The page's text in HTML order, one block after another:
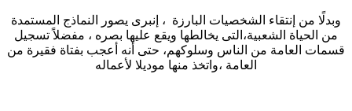
وبدلًا من إنتقاء الشخصيات البارزة ، إنبرى يصور النماذج المستمدة
من الحياة الشعبية،التى يخالطها ويقع عليها بصره ، مفضلاً تسجيل
قسمات العامة من الناس وسلوكهم، حتى أنه أعجب بفتاة فقيرة من
العامة ،واتخذ منها موديلا لأعماله